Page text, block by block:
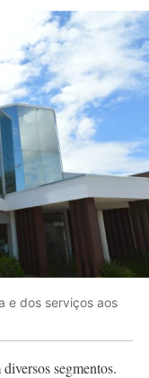
e dos serviços aos
segmentos.